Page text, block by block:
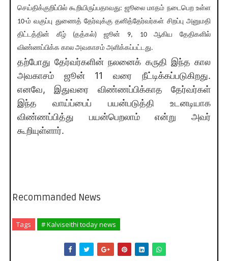
செய்திக்குறிப்பில் கூறியிருப்பதாவது: ஜூலை மாதம் நடைபெற உள்ள
10-ம் வகுப்பு துணைத் தேர்வுக்கு தனித்தேர்வர்கள் சிறப்பு அனுமதி
திட்டத்தின் கீழ் (தத்கல்) ஜூன் 9, 10 ஆகிய தேதிகளில்
விண்ணப்பிக்க கால அவகாசம் அளிக்கப்பட்டது.
தற்போது தேர்வர்களின் நலனைக் கருதி இந்த கால
அவகாசம் ஜூன் 11 வரை நீட்டிக்கப்படுகிறது.
எனவே, இதுவரை விண்ணப்பிக்காத தேர்வர்கள்
இந்த வாய்ப்பைப் பயன்படுத்தி உடனடியாக
விண்ணப்பித்து பயன்பெறலாம் என்று அவர்
கூறியுள்ளார்.
Recommanded News
Tags # Kalviseithi today news